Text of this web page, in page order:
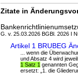
Zitate in
G. v. 25.03.2026 BGBl. 2026 I
Artikel 1 BRUBEG
... wenn die
und Absatz 4 wird
1 Satz 1 genannten
ersetzt: „1. die